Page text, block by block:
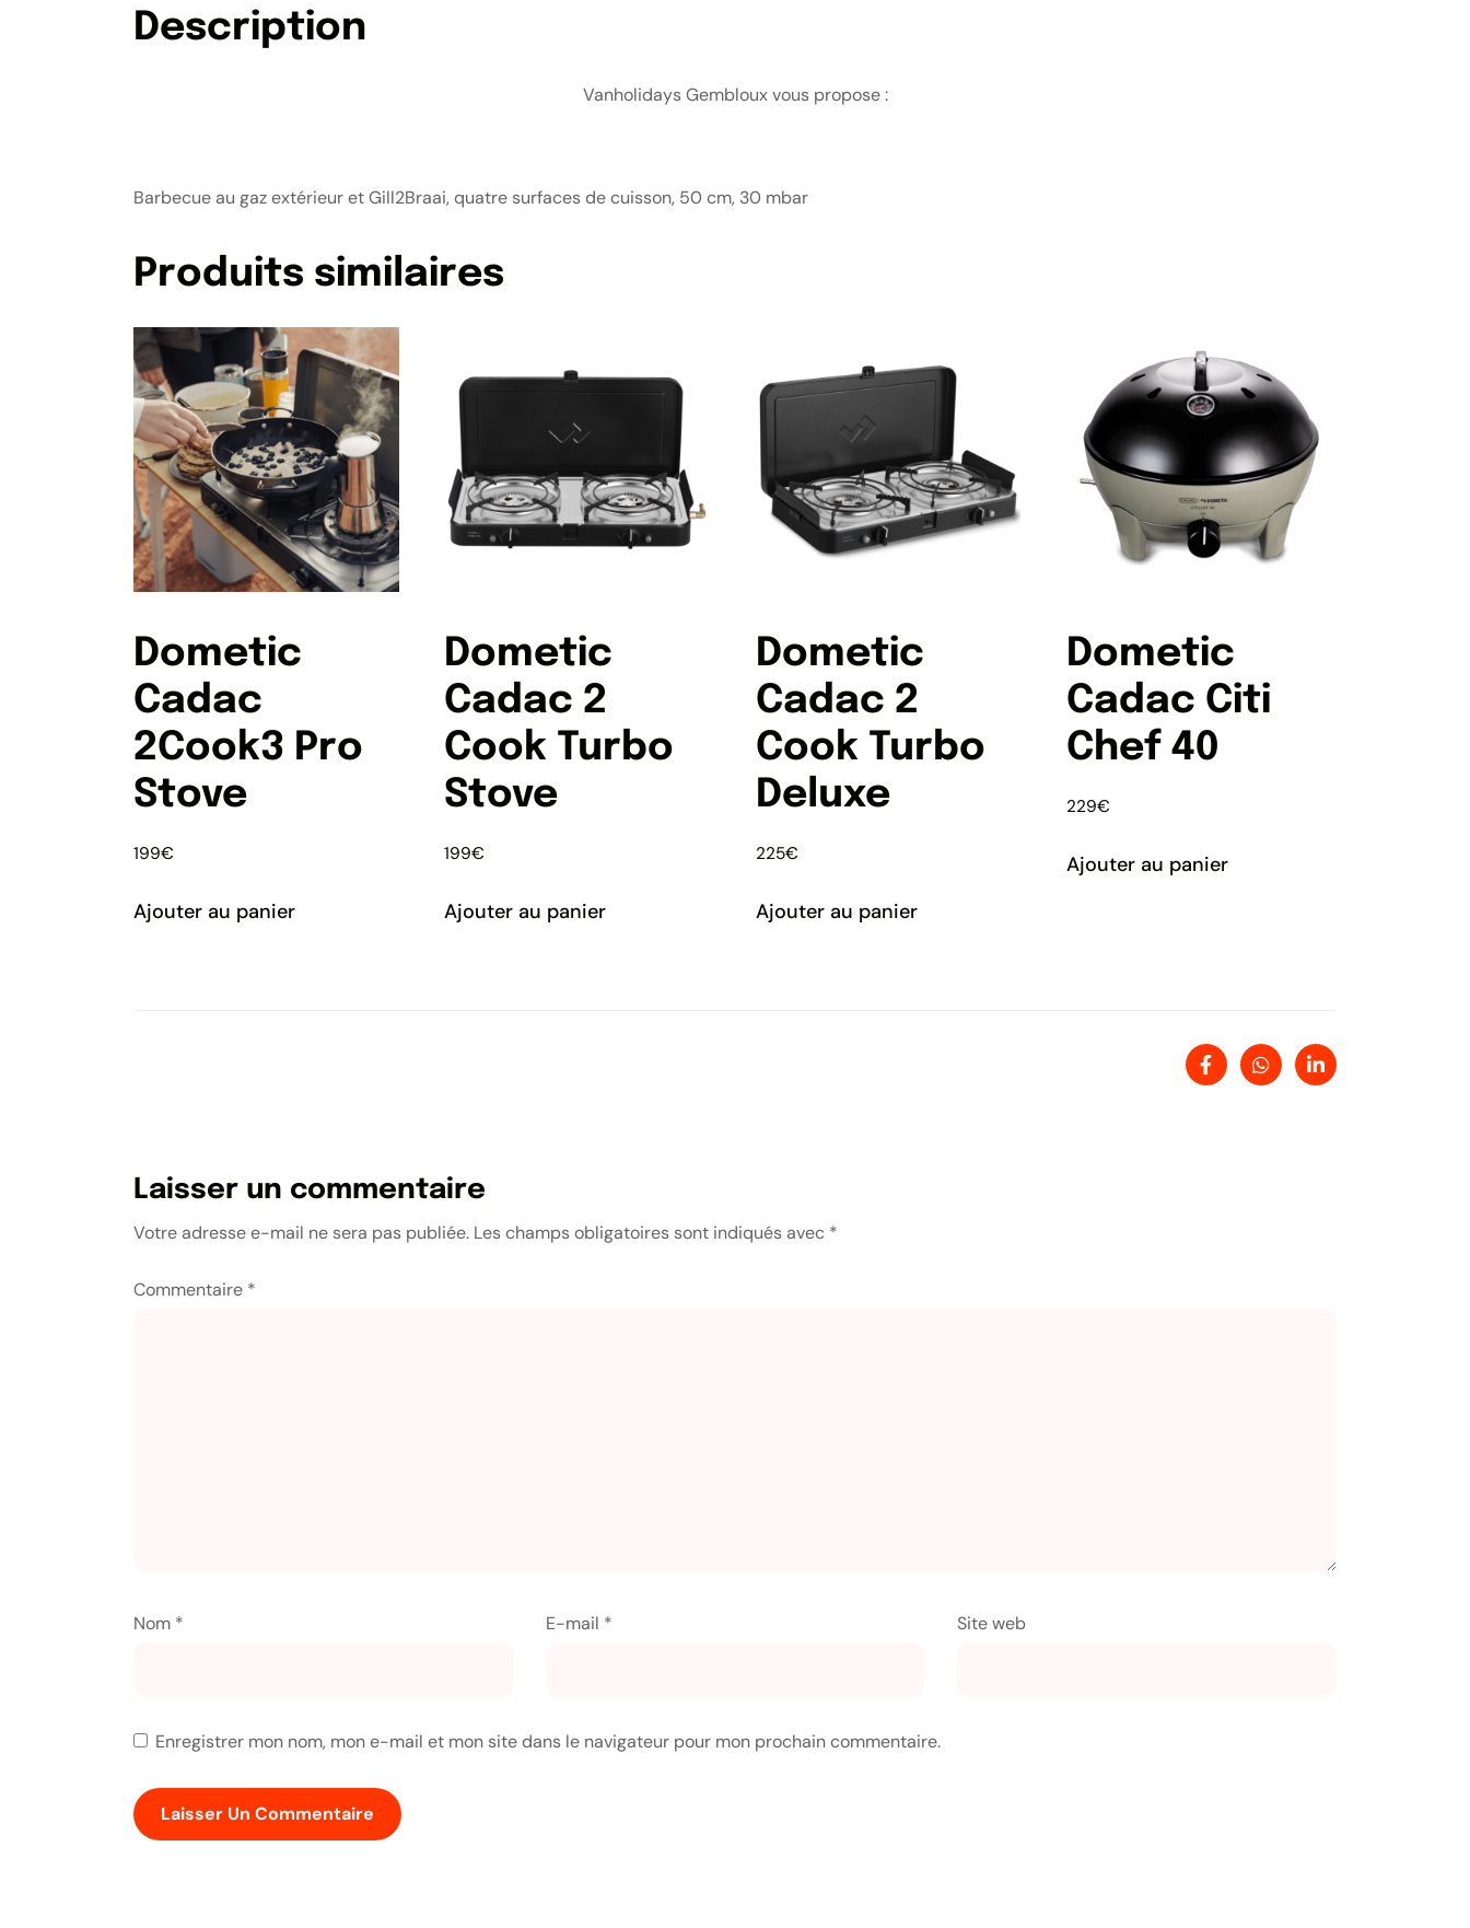
Description
Vanholidays Gembloux vous propose :
Barbecue au gaz extérieur et Gill2Braai, quatre surfaces de cuisson, 50 cm, 30 mbar
Produits similaires
Dometic
Cadac
2Cook3 Pro
Stove
199€
Ajouter au panier
Dometic
Cadac 2
Cook Turbo
Stove
199€
Ajouter au panier
Dometic
Cadac 2
Cook Turbo
Deluxe
225€
Ajouter au panier
Dometic
Cadac Citi
Chef 40
229€
Ajouter au panier
Laisser un commentaire
Votre adresse e-mail ne sera pas publiée. Les champs obligatoires sont indiqués avec *
Commentaire *
Nom * E-mail * Site web
Enregistrer mon nom, mon e-mail et mon site dans le navigateur pour mon prochain commentaire.